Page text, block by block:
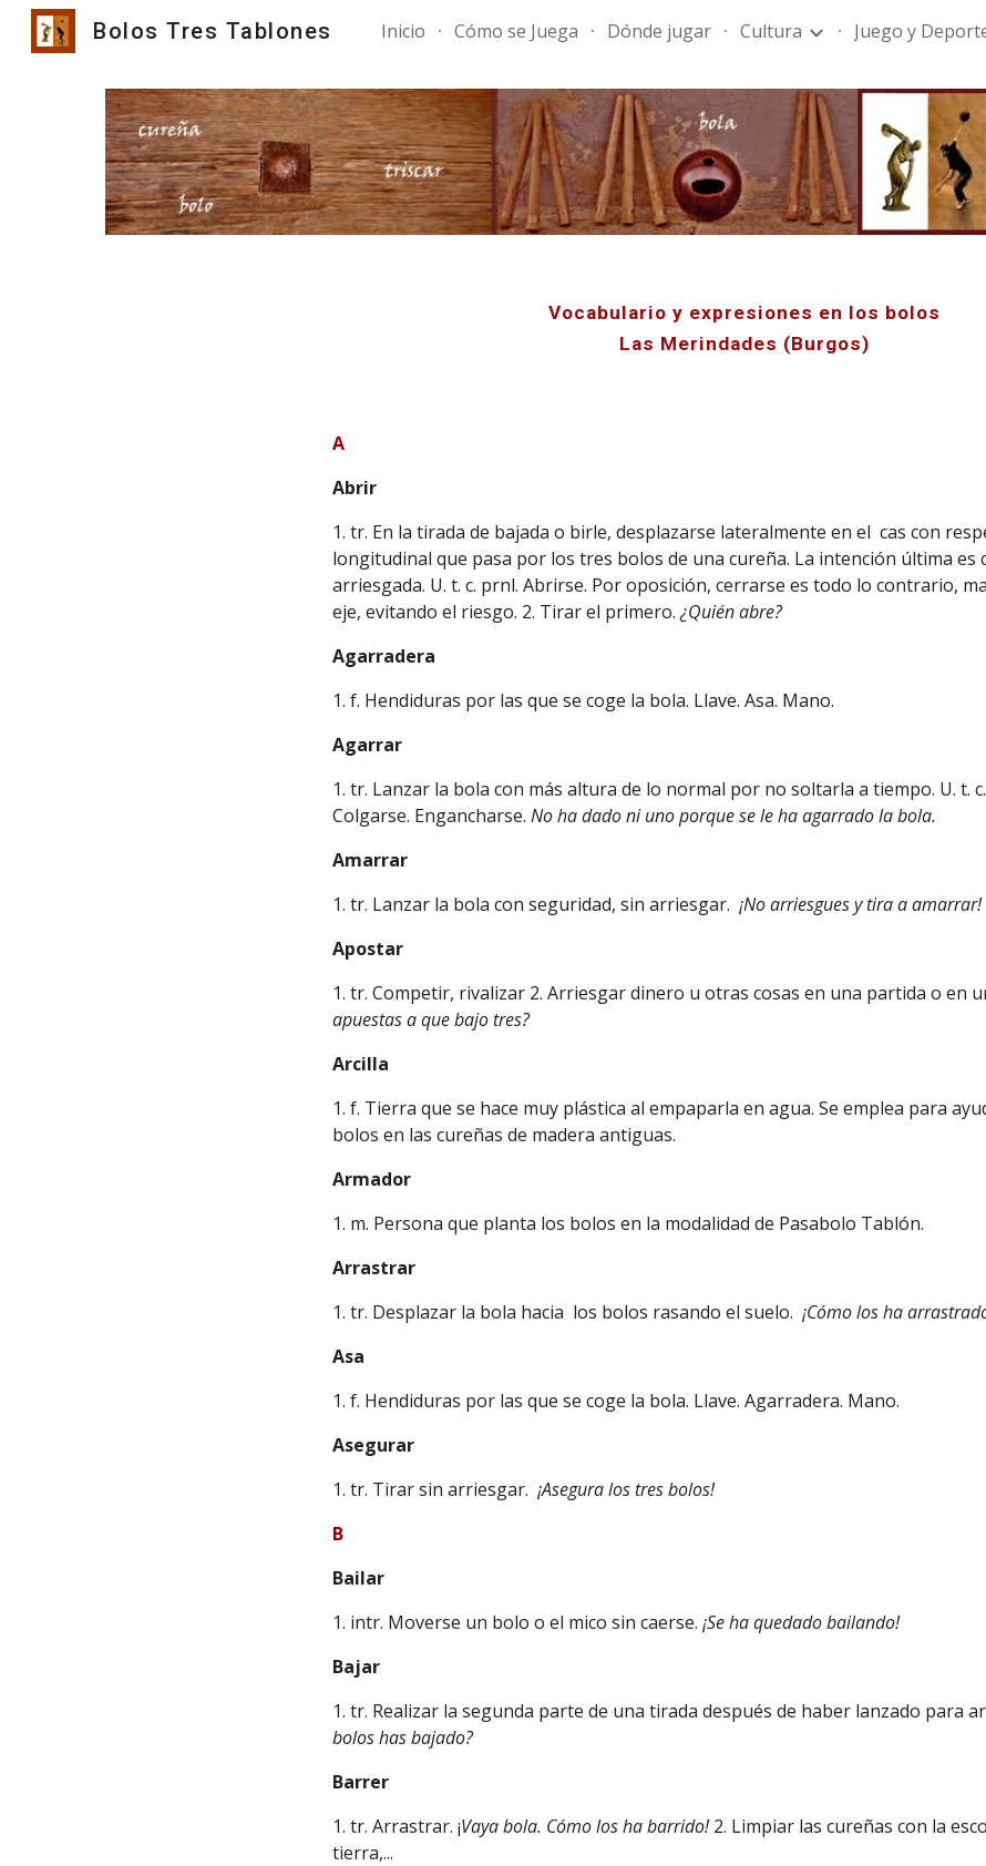
Skip to main content Skip to
Bolos Tres Tablones Inicio Cómo se Juega Dónde jugar Cultura Juego y
Vocabulario y expresiones en los bolos
Las Merindades (Burgos)
A
Abrir
1. tr. En la tirada de bajada o birle, desplazarse lateralmente en el cas con
longitudinal que pasa por los tres bolos de una cureña. La intención última es
arriesgada. U. t. c. prnl. Abrirse. Por oposición, cerrarse es todo lo contrario,
eje, evitando el riesgo. 2. Tirar el primero.¿Quién abre?
Agarradera
1. f. Hendiduras por las que se coge la bola. Llave. Asa. Mano.
Agarrar
1. tr. Lanzar la bola con más altura de lo normal por no soltarla a tiempo. U. t.
Colgarse. Engancharse. No ha dado ni uno porque se le ha agarrado la bola.
Amarrar
1. tr. Lanzar la bola con seguridad, sin arriesgar. ¡No arriesgues y tira a amarrar!
Apostar
1. tr. Competir, rivalizar 2. Arriesgar dinero u otras cosas en una partida o en
apuestas a que bajo tres?
Arcilla
1. f. Tierra que se hace muy plástica al empaparla en agua. Se emplea para
bolos en las cureñas de madera antiguas.
Armador
1. m. Persona que planta los bolos en la modalidad de Pasabolo Tablón.
Arrastrar
1. tr. Desplazar la bola hacia los bolos rasando el suelo. ¡Cómo los ha
Asa
1. f. Hendiduras por las que se coge la bola. Llave. Agarradera. Mano.
Asegurar
1. tr. Tirar sin arriesgar. ¡Asegura los tres bolos!
B
Bailar
1. intr. Moverse un bolo o el mico sin caerse. ¡Se ha quedado bailando!
Bajar
1. tr. Realizar la segunda parte de una tirada después de haber lanzado para
bolos has bajado?
Barrer
1. tr. Arrastrar. ¡Vaya bola. Cómo los ha barrido!2. Limpiar las cureñas con la
tierra,...